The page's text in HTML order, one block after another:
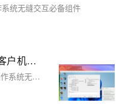
统无缝交互必备组件
VMware Tools 13.0.1.0 发布 - 客户机操作系统无缝交互必备组件
VMware Tools 13.0.1.0 发布 - 客户机操作系统无缝交互必备组件